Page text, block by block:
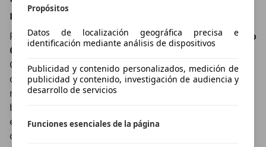
Propósitos
Datos de localización geográfica precisa e
identificación mediante análisis de dispositivos
Publicidad y contenido personalizados, medición de
publicidad y contenido, investigación de audiencia y
desarrollo de servicios
Funciones esenciales de la página
más ágil
Para explicar el
comportamiento dinámico del nuevo
Qashqaihay que hablar de la nueva plataforma CMF-
C. Y es que este esqueleto ha permitido hacer un
coche hasta 60 kg más liviano y hasta un 41% más
rígido. Eso sí, conviene aclarar que, aunque sí es
bastante más ágil, no ha perdido el confort necesario
en todo compacto a la hora de viajar o circular por
ciudad.